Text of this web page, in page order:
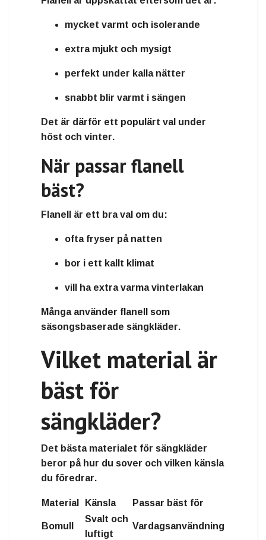
mycket varmt och isolerande
extra mjukt och mysigt
perfekt under kalla nätter
snabbt blir varmt i sängen
Det är därför ett populärt val under
höst och vinter.
När passar flanell
bäst?
Flanell är ett bra val om du:
ofta fryser på natten
bor i ett kallt klimat
vill ha extra varma vinterlakan
Många använder flanell som
säsongsbaserade sängkläder.
Vilket material är
bäst för
sängkläder?
Det bästa materialet för sängkläder
beror på hur du sover och vilken känsla
du föredrar.
Material Känsla Passar bäst för
Bomull
Svalt och
luftigt
Vardagsanvändning